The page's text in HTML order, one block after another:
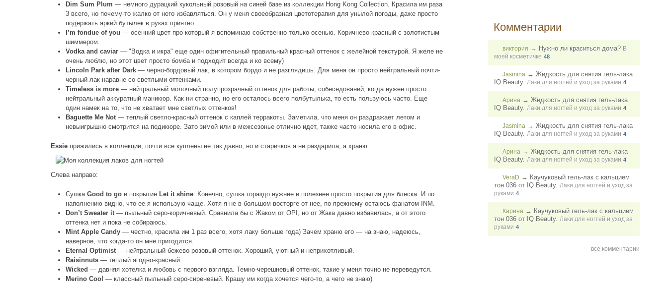
Dim Sum Plum — немного дурацкий кукольный розовый на синей базе из коллекции Hong Kong Collection. Красила им раза
3 всего, но почему-то жалко от него избавляться. Он у меня своеобразная цветотерапия для унылой погоды, даже просто
подержать яркий бутылек в руках приятно.
I’m fondue of you — осенний цвет про который я вспоминаю собственно только осенью. Коричнево-красный с золотистым
шиммером.
Vodka and caviar — "Водка и икра" еще один офигительный правильный красный оттенок с желейной текстурой. Я желе не
очень люблю, но этот цвет просто бомба и подходит всегда и ко всему)
Lincoln Park after Dark — черно-бордовый лак, в котором бордо и не разглядишь. Для меня он просто нейтральный почти-
черный-лак наравне со светлыми оттенками.
Timeless is more — нейтральный молочный полупрозрачный оттенок для работы, собеседований, когда нужен просто
нейтральный аккуратный маникюр. Как ни странно, но его осталось всего полбутылька, то есть пользуюсь часто. Еще
один намек на то, что не хватает мне светлых оттенков!
Baguette Me Not— теплый светло-красный оттенок с каплей терракоты. Заметила, что меня он раздражает летом и
невыигрышно смотрится на педикюре. Зато зимой или в межсезонье отлично идет, также часто носила его в офис.
Essie прижились в коллекции, почти все куплены не так давно, но и старичков я не раздарила, а храню:
Слева направо:
Сушка Good to go и покрытие Let it shine. Конечно, сушка гораздо нужнее и полезнее просто покрытия для блеска. И по
наполнению видно, что ее я использую чаще. Хотя я не в большом восторге от нее, по прежнему остаюсь фанатом INM.
Don’t Sweater it— пыльный серо-коричневый. Сравнила бы с Жаком от OPI, но от Жака давно избавилась, а от этого
оттенка нет и пока не собираюсь.
Mint Apple Candy — честно, красила им 1 раз всего, хотя лаку больше года) Зачем храню его — на знаю, надеюсь,
наверное, что когда-то он мне пригодится.
Eternal Optimist— нейтральный бежево-розовый оттенок. Хороший, уютный и неприхотливый.
Raisinnuts — теплый ягодно-красный.
Wicked — давняя хотелка и любовь с первого взгляда. Темно-черешневый оттенок, такие у меня точно не переведутся.
Merino Cool — классный пыльный серо-сиреневый. Крашу им когда хочется чего-то, а чего не знаю)
Комментарии
виктория → Нужно ли краситься дома? В
моей косметичке 48
Jasmina → Жидкость для снятия гель-лака
IQ Beauty. Лаки для ногтей и уход за руками 4
Арина → Жидкость для снятия гель-лака
IQ Beauty. Лаки для ногтей и уход за руками 4
Jasmina → Жидкость для снятия гель-лака
IQ Beauty. Лаки для ногтей и уход за руками 4
Арина → Жидкость для снятия гель-лака
IQ Beauty. Лаки для ногтей и уход за руками 4
VeraD → Каучуковый гель-лак с кальцием
тон 036 от IQ Beauty. Лаки для ногтей и уход за
руками 4
Карина → Каучуковый гель-лак с кальцием
тон 036 от IQ Beauty. Лаки для ногтей и уход за
руками 4
все комментарии